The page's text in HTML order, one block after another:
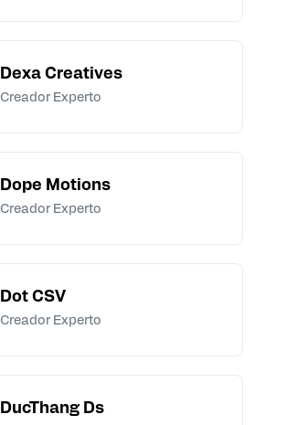
Dexa Creatives
Creador Experto
Dope Motions
Creador Experto
Dot CSV
Creador Experto
DucThang Ds